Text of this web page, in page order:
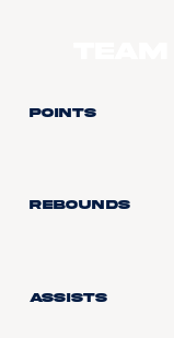
Points
Rebounds
Assists